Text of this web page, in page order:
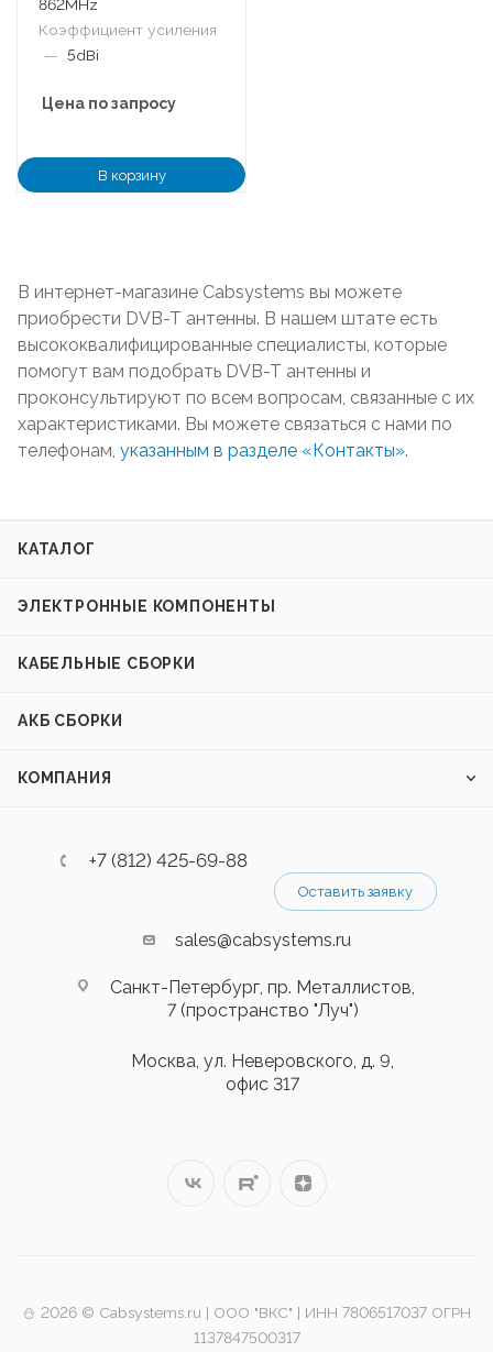
862MHz
Коэффициент усиления
— 5dBi
Цена по запросу
В корзину
В интернет-магазине Cabsystems вы можете
приобрести DVB-T антенны. В нашем штате есть
высококвалифицированные специалисты, которые
помогут вам подобрать DVB-T антенны и
проконсультируют по всем вопросам, связанные с их
характеристиками. Вы можете связаться с нами по
телефонам, указанным в разделе «Контакты».
КАТАЛОГ
ЭЛЕКТРОННЫЕ КОМПОНЕНТЫ
КАБЕЛЬНЫЕ СБОРКИ
АКБ СБОРКИ
КОМПАНИЯ
+7 (812) 425-69-88
Оставить заявку
sales@cabsystems.ru
Санкт-Петербург, пр. Металлистов,
7 (пространство "Луч")
Москва, ул. Неверовского, д. 9,
офис 317
⛄️ 2026 © Cabsystems.ru | ООО "ВКС" | ИНН 7806517037 ОГРН
1137847500317